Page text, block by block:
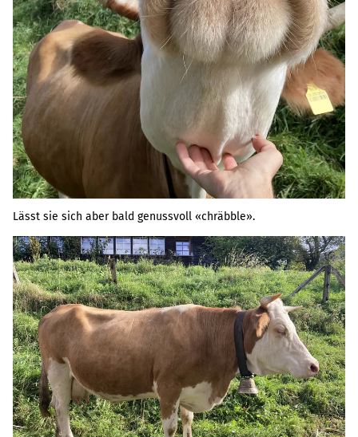
Lässt sie sich aber bald genussvoll «chräbble».